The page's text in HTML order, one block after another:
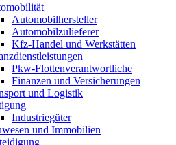
Automobilhersteller
Automobilzulieferer
Kfz-Handel und Werkstätten
Pkw‑Flottenverantwortliche
Finanzen und Versicherungen
und Logistik
Industriegüter
und Immobilien